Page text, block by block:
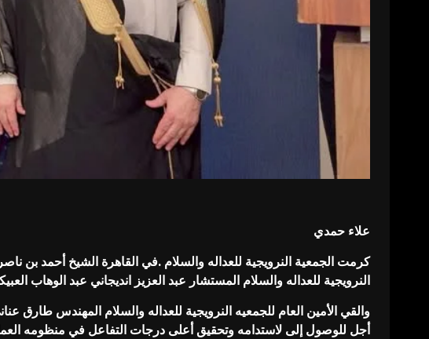
علاء حمدي
كرمت الجمعية النرويجية للعداله والسلام .في القاهرة الشيخ أحمد بن
النرويجية للعداله والسلام المستشار عبد العزيز انديجاني عبد الوهاب العبيكان ونايف عفيف بحضور
والقي الأمين العام للجمعيه النرويجية للعداله والسلام المهندس
أجل للوصول إلى لاستدامه وتحقيق أعلى درجات التفاعل في منظومه